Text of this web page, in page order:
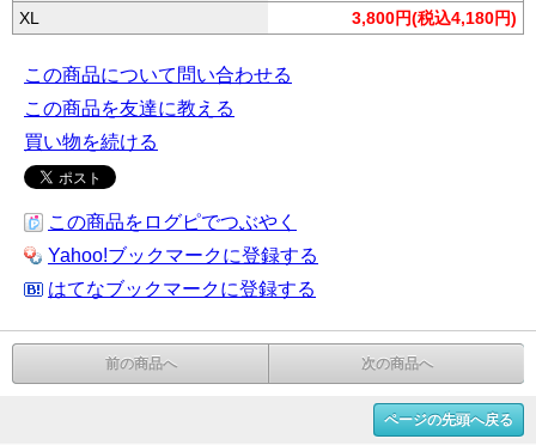
XL
3,800円(税込4,180円)
この商品について問い合わせる
この商品を友達に教える
買い物を続ける
この商品をログピでつぶやく
Yahoo!ブックマークに登録する
はてなブックマークに登録する
前の商品へ 次の商品へ
ページの先頭へ戻る